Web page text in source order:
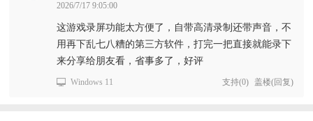
2026/7/17 9:05:00
这游戏录屏功能太方便了，自带高清录制还带声音，不
用再下乱七八糟的第三方软件，打完一把直接就能录下
来分享给朋友看，省事多了，好评
Windows 11 支持(0) 盖楼(回复)